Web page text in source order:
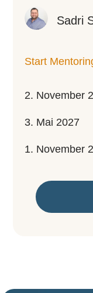
Sadri
Start
2. November
3. Mai 2027
1. November